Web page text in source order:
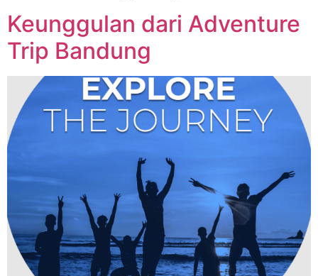
Keunggulan dari Adventure
Trip Bandung